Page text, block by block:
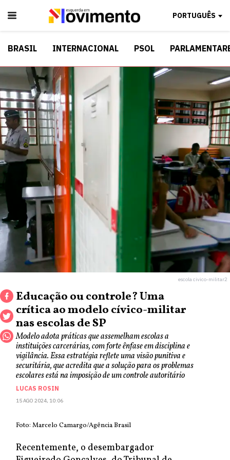
PORTUGUÊS
BRASIL INTERNACIONAL PSOL
escola civico-militar2
Educação ou controle? Uma
crítica ao modelo cívico-militar
nas escolas de SP
Modelo adota práticas que assemelham escolas a
instituições carcerárias, com forte ênfase em disciplina e
vigilância. Essa estratégia reflete uma visão punitiva e
securitária, que acredita que a solução para os problemas
escolares está na imposição de um controle autoritário
LUCAS ROSIN
15 AGO 2024, 10:06
Foto: Marcelo Camargo/Agência Brasil
Recentemente, o desembargador